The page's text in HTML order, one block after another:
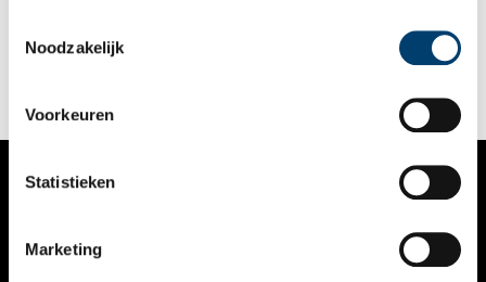
Noodzakelijk
Voorkeuren
Statistieken
Marketing
Niedersächsisches Landesmuseum Hannover een topselectie
getoond van het Duitse, Deense en Nederlandse
NIEUWS